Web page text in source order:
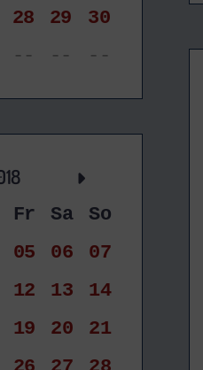
28 29
30
-- -- --
Fr Sa
So
05 06
07
12 13
14
19 20
21